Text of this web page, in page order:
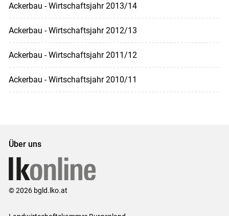
Ackerbau - Wirtschaftsjahr 2013/14
Ackerbau - Wirtschaftsjahr 2012/13
Ackerbau - Wirtschaftsjahr 2011/12
Ackerbau - Wirtschaftsjahr 2010/11
Über uns
© 2026 bgld.lko.at